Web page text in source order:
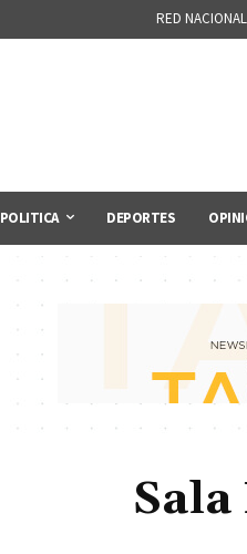
RED
POLITICA DEPORTES